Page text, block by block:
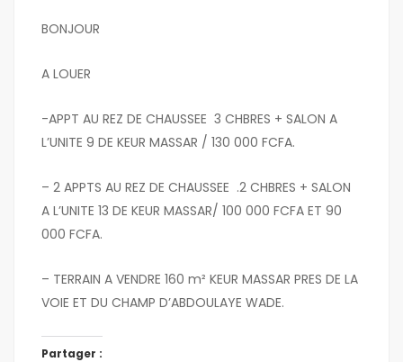
BONJOUR
A LOUER
-APPT AU REZ DE CHAUSSEE 3 CHBRES + SALON A
L’UNITE 9 DE KEUR MASSAR / 130 000 FCFA.
– 2 APPTS AU REZ DE CHAUSSEE .2 CHBRES + SALON
A L’UNITE 13 DE KEUR MASSAR/ 100 000 FCFA ET 90
000 FCFA.
– TERRAIN A VENDRE 160 m² KEUR MASSAR PRES DE LA
VOIE ET DU CHAMP D’ABDOULAYE WADE.
Partager :